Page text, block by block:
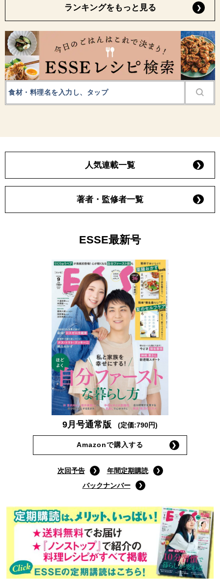
ランキングをもっと見る
人気連載一覧
著者・監修者一覧
ESSE最新号
9月号通常版 (定価:790円)
Amazonで購入する
次回予告
年間定期購読
バックナンバー